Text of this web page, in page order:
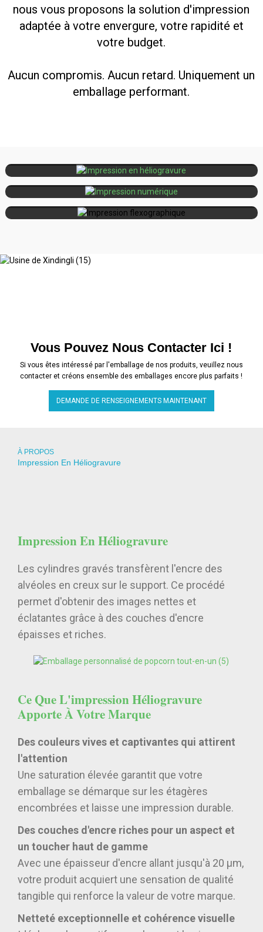
nous vous proposons la solution d'impression
adaptée à votre envergure, votre rapidité et
votre budget.
Aucun compromis. Aucun retard. Uniquement un
emballage performant.
délais de livraison rapides
Impression
flexographique
matériaux durables, séchage
rapide
Vous Pouvez Nous Contacter Ici !
Si vous êtes intéressé par l'emballage de nos produits, veuillez nous
contacter et créons ensemble des emballages encore plus parfaits !
DEMANDE DE RENSEIGNEMENTS MAINTENANT
À PROPOS
Impression En Héliogravure
Impression En Héliogravure
Les cylindres gravés transfèrent l'encre des
alvéoles en creux sur le support. Ce procédé
permet d'obtenir des images nettes et
éclatantes grâce à des couches d'encre
épaisses et riches.
Ce Que L'impression Héliogravure
Apporte À Votre Marque
Des couleurs vives et captivantes qui attirent
l'attention
Une saturation élevée garantit que votre
emballage se démarque sur les étagères
encombrées et laisse une impression durable.
Des couches d'encre riches pour un aspect et
un toucher haut de gamme
Avec une épaisseur d'encre allant jusqu'à 20 μm,
votre produit acquiert une sensation de qualité
tangible qui renforce la valeur de votre marque.
Netteté exceptionnelle et cohérence visuelle